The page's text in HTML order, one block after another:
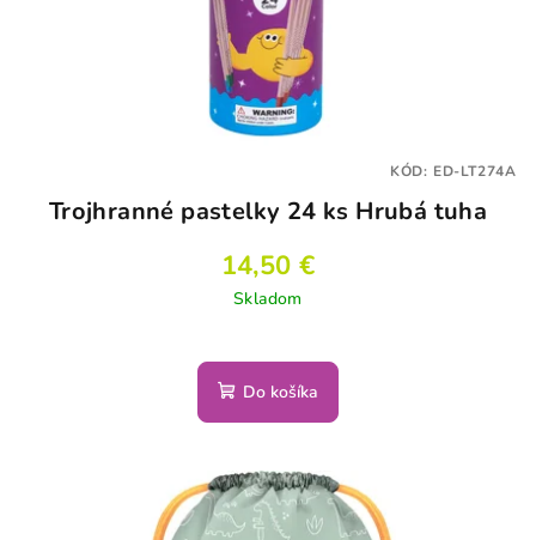
Trojhranné pastelky 24 ks Hrubá tuha
14,50 €
Skladom
Do košíka
KÓD: ED-LT274A